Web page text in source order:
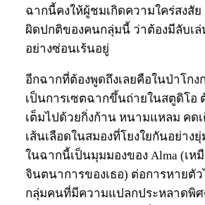
ฉากนี้คงให้ผู้ชมเกิดความใคร่สงสัย
ผิดปกติของคนกลุ่มนี้ ว่าต้องมีลับเล่
อย่างซ่อนเร้นอยู่
อีกฉากที่ต้องพูดถึงเลยคือในป่าโกง
เป็นการเซตฉากขึ้นถ่ายในสตูดิโอ
เต็มไปด้วยกิ่งก้าน หนามแหลม คด
เส้นเลือดในสมองที่โยงใยกันอย่างยุ่
ในฉากนี้เป็นมุมมองของ Alma (เห
จินตนาการของเธอ) ต่อการหายตั
กลุ่มคนที่มีความแปลกประหลาดพิศ